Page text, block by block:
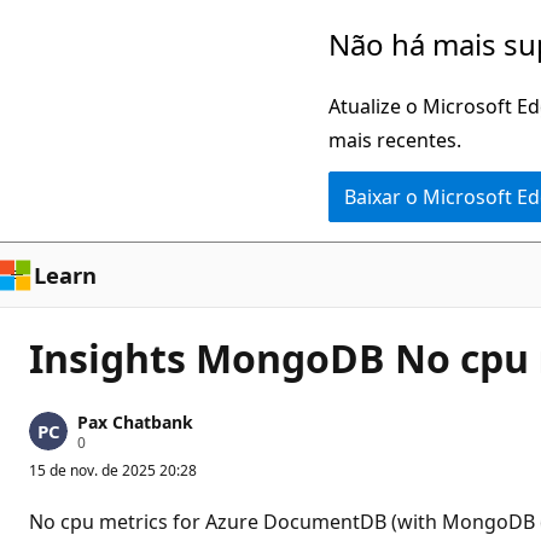
Não há mais
Atualize o Microsoft
mais recentes.
Baixar o Microsoft
Learn
Insights MongoDB No
Pax Chatbank
0P
n
o
s
15 de nov. de 2025 20:28
No cpu metrics for Azure DocumentDB (with